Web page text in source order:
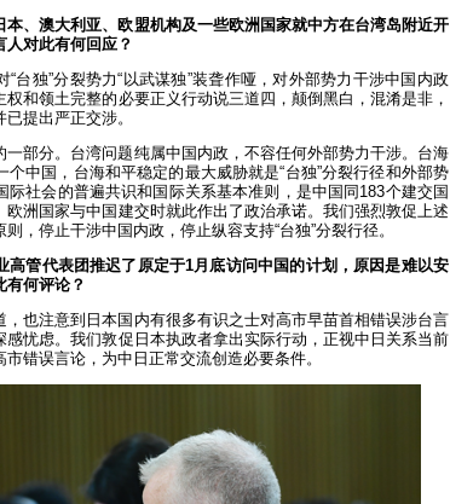
本、澳大利亚、欧盟机构及一些欧洲国家就中方在台湾岛附近开
对此有何回应？
台独”分裂势力“以武谋独”装聋作哑，对外部势力干涉中国内政
和领土完整的必要正义行动说三道四，颠倒黑白，混淆是非，
提出严正交涉。
一部分。台湾问题纯属中国内政，不容任何外部势力干涉。台海
中国，台海和平稳定的最大威胁就是“台独”分裂行径和外部势
际社会的普遍共识和国际关系基本准则，是中国同183个建交国
欧洲国家与中国建交时就此作出了政治承诺。我们强烈敦促上述
，停止干涉中国内政，停止纵容支持“台独”分裂行径。
高管代表团推迟了原定于1月底访问中国的计划，原因是难以安
有何评论？
，也注意到日本国内有很多有识之士对高市早苗首相错误涉台言
忧虑。我们敦促日本执政者拿出实际行动，正视中日关系当前
错误言论，为中日正常交流创造必要条件。